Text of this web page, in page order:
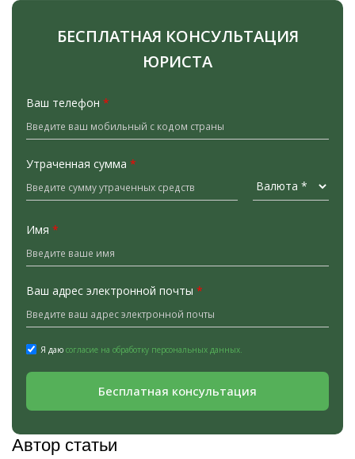
БЕСПЛАТНАЯ КОНСУЛЬТАЦИЯ
ЮРИСТА
Ваш телефон *
Утраченная сумма *
Имя *
Ваш адрес электронной почты *
Я даю согласие на обработку персональных данных.
Бесплатная консультация
Автор статьи